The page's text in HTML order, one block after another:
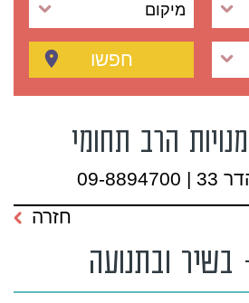
מיקום
חפשו
הרב תחומי
בשיר ובתנועה
חזרה